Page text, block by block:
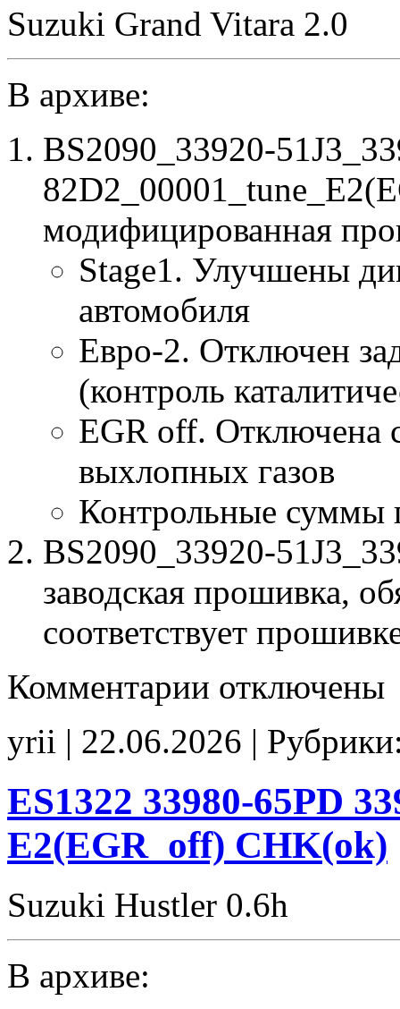
Suzuki Grand Vitara 2.0
В архиве:
BS2090_33920-
модифицированная
Stage1. Улучшены
автомобиля
Евро-2. Отключен
(контроль
EGR off. Отключена
выхлопных газов
Контрольные суммы
BS2090_33920-
заводская прошивка,
соответствует
Комментарии записи
51J3
33920-
00001
tune
E2(EGR_off)
CHK(ok)
отключены
yrii | 22.06.2026 |
ES1322 33980-65PD
E2(EGR_off) CHK(ok)
Suzuki Hustler 0.6h
В архиве: